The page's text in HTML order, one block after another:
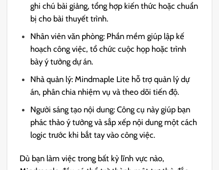
ghi chú bài giảng, tổng hợp kiến thức hoặc chuẩn
bị cho bài thuyết trình.
Nhân viên văn phòng: Phần mềm giúp lập kế
hoạch công việc, tổ chức cuộc họp hoặc trình
bày ý tưởng dự án.
Nhà quản lý: Mindmaple Lite hỗ trợ quản lý dự
án, phân chia nhiệm vụ và theo dõi tiến độ.
Người sáng tạo nội dung: Công cụ này giúp bạn
phác thảo ý tưởng và sắp xếp nội dung một cách
logic trước khi bắt tay vào công việc.
Dù bạn làm việc trong bất kỳ lĩnh vực nào,